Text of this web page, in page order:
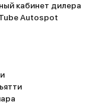
этого автомобиля.
кабинет дилера
Autospot